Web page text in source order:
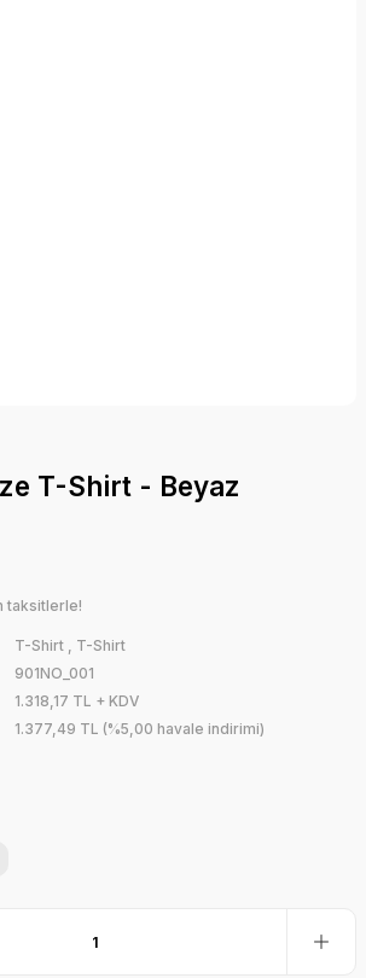
T-Shirt - Beyaz
taksitlerle!
T-Shirt , T-Shirt
901NO_001
1.318,17 TL + KDV
1.377,49 TL (%5,00 havale indirimi)